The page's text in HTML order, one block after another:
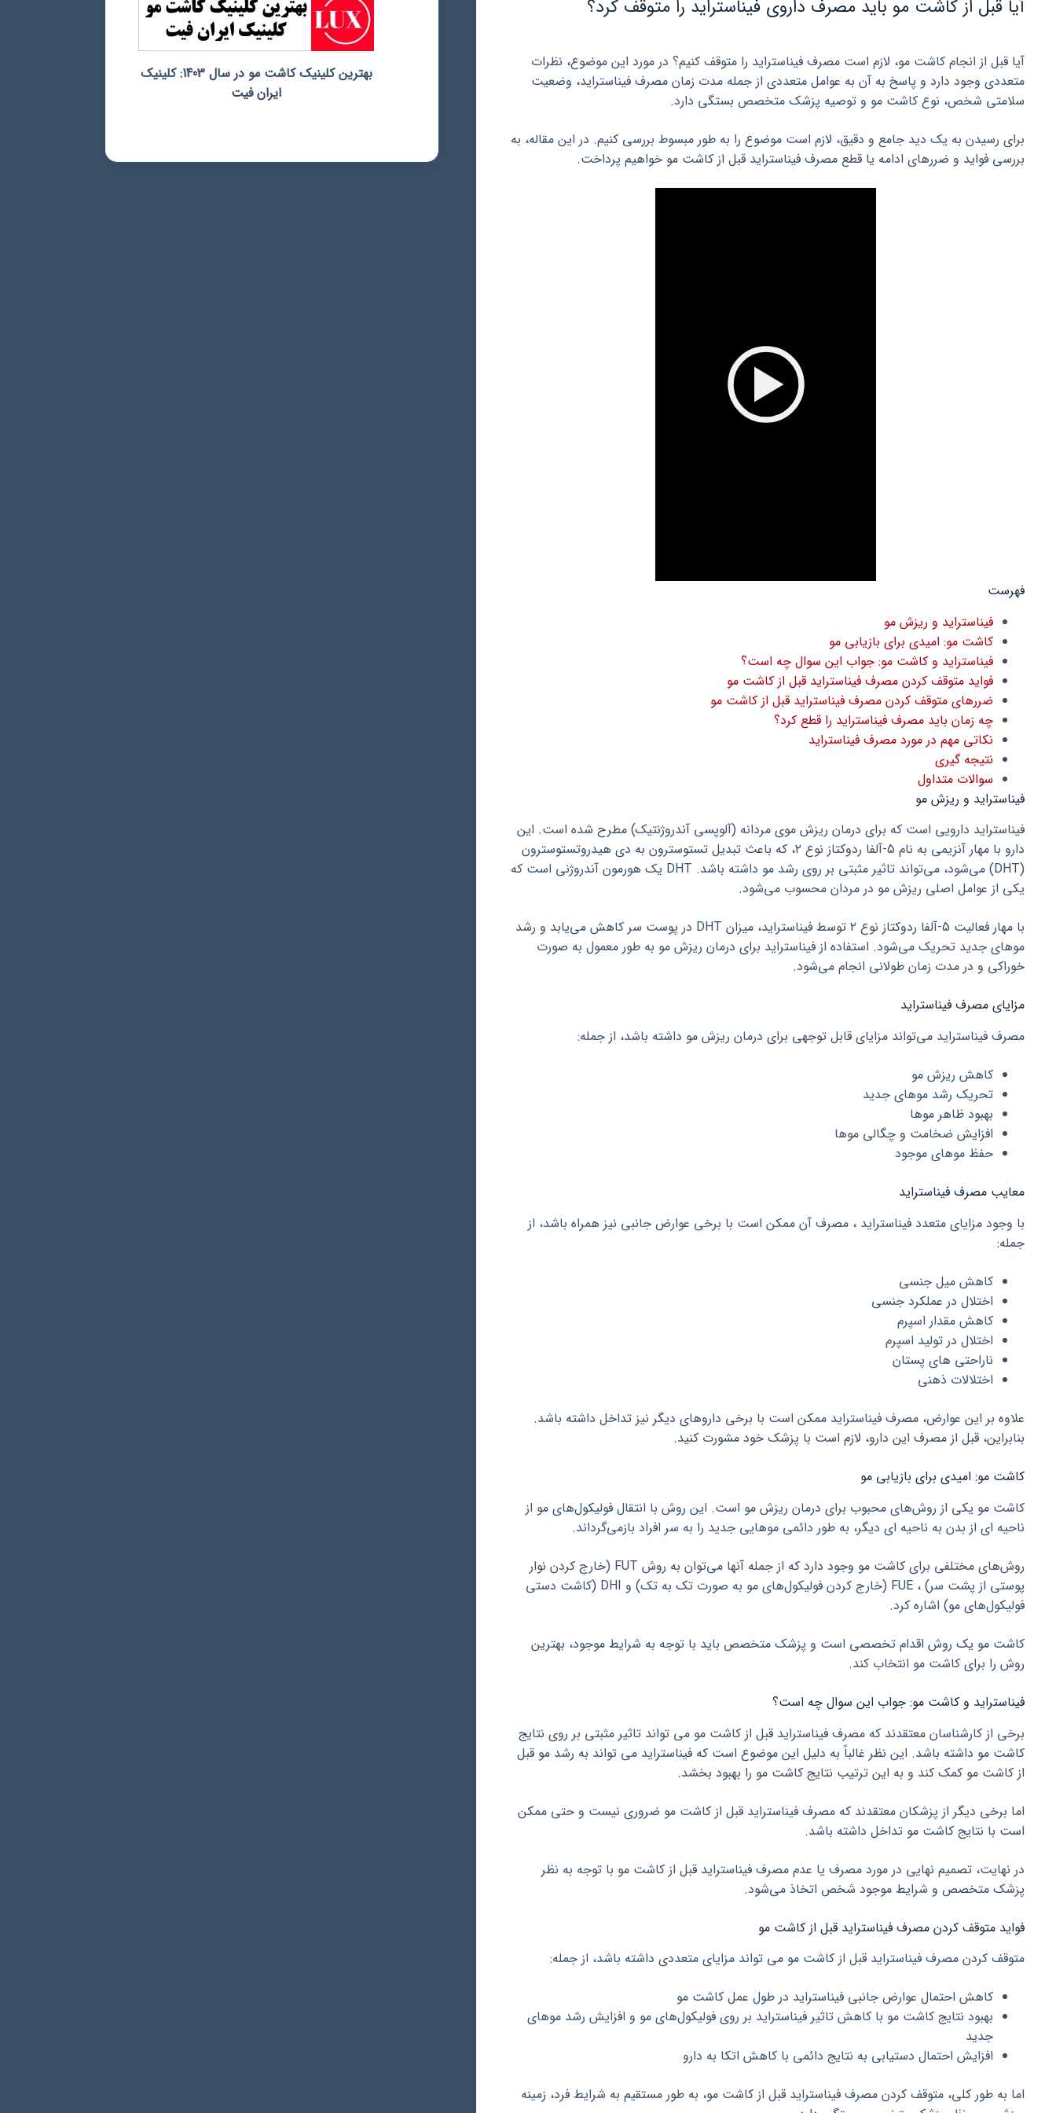
آیا قبل از کاشت مو باید مصرف داروی فیناستراید را متوقف کرد؟
آیا قبل از انجام کاشت مو، لازم است مصرف فیناستراید را متوقف کنیم؟ در مورد این موضوع، نظرات
متعددی وجود دارد و پاسخ به آن به عوامل متعددی از جمله مدت زمان مصرف فیناستراید، وضعیت
سلامتی شخص، نوع کاشت مو و توصیه پزشک متخصص بستگی دارد.
برای رسیدن به یک دید جامع و دقیق، لازم است موضوع را به طور مبسوط بررسی کنیم. در این مقاله، به
بررسی فواید و ضررهای ادامه یا قطع مصرف فیناستراید قبل از کاشت مو خواهیم پرداخت.
فهرست
فیناستراید و ریزش مو
کاشت مو: امیدی برای بازیابی مو
فیناستراید و کاشت مو: جواب این سوال چه است؟
فواید متوقف کردن مصرف فیناستراید قبل از کاشت مو
ضررهای متوقف کردن مصرف فیناستراید قبل از کاشت مو
چه زمان باید مصرف فیناستراید را قطع کرد؟
نکاتی مهم در مورد مصرف فیناستراید
نتیجه گیری
سوالات متداول
فیناستراید و ریزش مو
فیناستراید دارویی است که برای درمان ریزش موی مردانه (آلوپسی آندروژنتیک) مطرح شده است. این
دارو با مهار آنزیمی به نام 5-آلفا ردوکتاز نوع ۲، که باعث تبدیل تستوسترون به دی هیدروتستوسترون
(DHT) می‌شود، می‌تواند تاثیر مثبتی بر روی رشد مو داشته باشد. DHT یک هورمون آندروژنی است که
یکی از عوامل اصلی ریزش مو در مردان محسوب می‌شود.
با مهار فعالیت 5-آلفا ردوکتاز نوع ۲ توسط فیناستراید، میزان DHT در پوست سر کاهش می‌یابد و رشد
موهای جدید تحریک می‌شود. استفاده از فیناستراید برای درمان ریزش مو به طور معمول به صورت
خوراکی و در مدت زمان طولانی انجام می‌شود.
مزایای مصرف فیناستراید
مصرف فیناستراید می‌تواند مزایای قابل توجهی برای درمان ریزش مو داشته باشد، از جمله:
کاهش ریزش مو
تحریک رشد موهای جدید
بهبود ظاهر موها
افزایش ضخامت و چگالی موها
حفظ موهای موجود
معایب مصرف فیناستراید
با وجود مزایای متعدد فیناستراید ، مصرف آن ممکن است با برخی عوارض جانبی نیز همراه باشد، از
جمله:
کاهش میل جنسی
اختلال در عملکرد جنسی
کاهش مقدار اسپرم
اختلال در تولید اسپرم
ناراحتی های پستان
اختلالات ذهنی
علاوه بر این عوارض، مصرف فیناستراید ممکن است با برخی داروهای دیگر نیز تداخل داشته باشد.
بنابراین، قبل از مصرف این دارو، لازم است با پزشک خود مشورت کنید.
کاشت مو: امیدی برای بازیابی مو
کاشت مو یکی از روش‌های محبوب برای درمان ریزش مو است. این روش با انتقال فولیکول‌های مو از
ناحیه ای از بدن به ناحیه ای دیگر، به طور دائمی موهایی جدید را به سر افراد بازمی‌گرداند.
روش‌های مختلفی برای کاشت مو وجود دارد که از جمله آنها می‌توان به روش FUT (خارج کردن نوار
پوستی از پشت سر) ، FUE (خارج کردن فولیکول‌های مو به صورت تک به تک) و DHI (کاشت دستی
فولیکول‌های مو) اشاره کرد.
کاشت مو یک روش اقدام تخصصی است و پزشک متخصص باید با توجه به شرایط موجود، بهترین
روش را برای کاشت مو انتخاب کند.
فیناستراید و کاشت مو: جواب این سوال چه است؟
برخی از کارشناسان معتقدند که مصرف فیناستراید قبل از کاشت مو می تواند تاثیر مثبتی بر روی نتایج
کاشت مو داشته باشد. این نظر غالباً به دلیل این موضوع است که فیناستراید می تواند به رشد مو قبل
از کاشت مو کمک کند و به این ترتیب نتایج کاشت مو را بهبود بخشد.
اما برخی دیگر از پزشکان معتقدند که مصرف فیناستراید قبل از کاشت مو ضروری نیست و حتی ممکن
است با نتایج کاشت مو تداخل داشته باشد.
در نهایت، تصمیم نهایی در مورد مصرف یا عدم مصرف فیناستراید قبل از کاشت مو با توجه به نظر
پزشک متخصص و شرایط موجود شخص اتخاذ می‌شود.
فواید متوقف کردن مصرف فیناستراید قبل از کاشت مو
متوقف کردن مصرف فیناستراید قبل از کاشت مو می تواند مزایای متعددی داشته باشد، از جمله:
کاهش احتمال عوارض جانبی فیناستراید در طول عمل کاشت مو
بهبود نتایج کاشت مو با کاهش تاثیر فیناستراید بر روی فولیکول‌های مو و افزایش رشد موهای
جدید
افزایش احتمال دستیابی به نتایج دائمی با کاهش اتکا به دارو
اما به طور کلی، متوقف کردن مصرف فیناستراید قبل از کاشت مو، به طور مستقیم به شرایط فرد، زمینه
بهترین کلینیک کاشت مو در سال 1403: کلینیک
ایران فیت